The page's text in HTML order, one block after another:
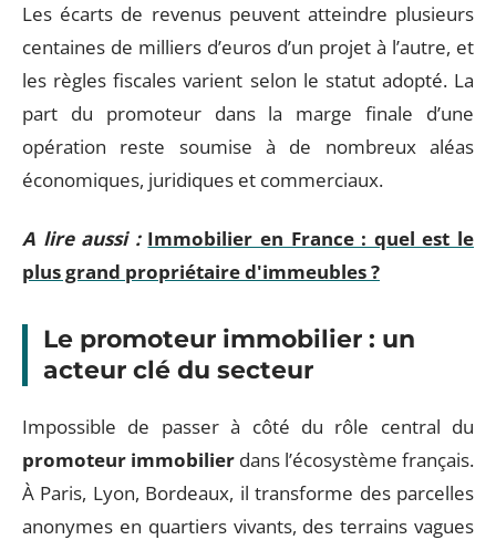
Les écarts de revenus peuvent atteindre plusieurs
centaines de milliers d’euros d’un projet à l’autre, et
les règles fiscales varient selon le statut adopté. La
part du promoteur dans la marge finale d’une
opération reste soumise à de nombreux aléas
économiques, juridiques et commerciaux.
A lire aussi : Immobilier en France : quel est le
plus grand propriétaire d'immeubles ?
Le promoteur immobilier : un
acteur clé du secteur
Impossible de passer à côté du rôle central du
promoteur immobilier dans l’écosystème français.
À Paris, Lyon, Bordeaux, il transforme des parcelles
anonymes en quartiers vivants, des terrains vagues